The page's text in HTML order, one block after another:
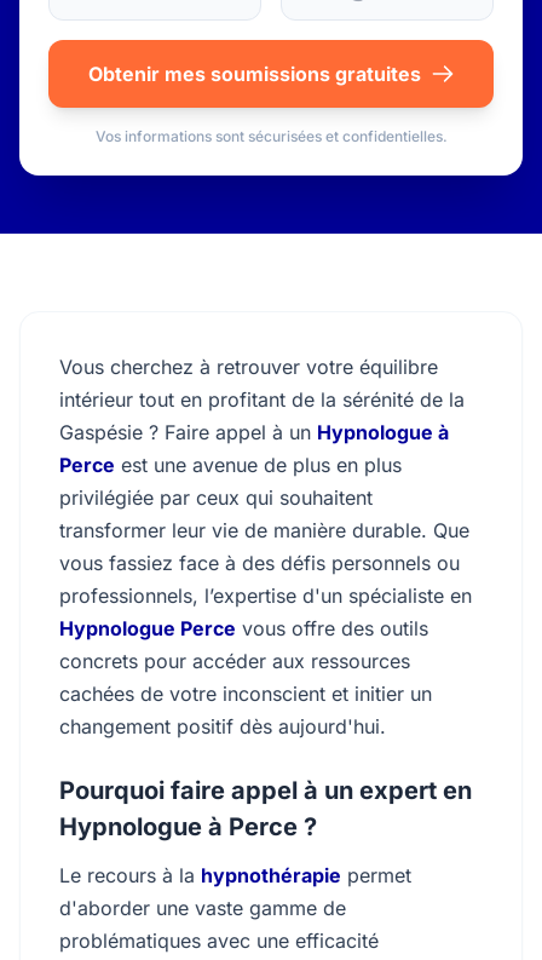
Obtenir mes soumissions gratuites
Vos informations sont sécurisées et confidentielles.
Vous cherchez à retrouver votre équilibre
intérieur tout en profitant de la sérénité de la
Gaspésie ? Faire appel à un Hypnologue à
Perce est une avenue de plus en plus
privilégiée par ceux qui souhaitent
transformer leur vie de manière durable. Que
vous fassiez face à des défis personnels ou
professionnels, l’expertise d'un spécialiste en
Hypnologue Perce vous offre des outils
concrets pour accéder aux ressources
cachées de votre inconscient et initier un
changement positif dès aujourd'hui.
Pourquoi faire appel à un expert en
Hypnologue à Perce ?
Le recours à la hypnothérapie permet
d'aborder une vaste gamme de
problématiques avec une efficacité